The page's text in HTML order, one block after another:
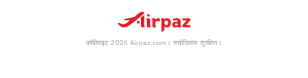
कॉपीराइट 2026 Airpaz.com। सर्वाधिकार सुरक्षित।